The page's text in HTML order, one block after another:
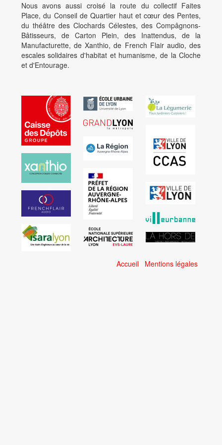
Nous avons aussi croisé la route du collectif Faites
Place, du Conseil de Quartier haut et cœur des Pentes,
du théâtre des Clochards Célestes, des Compâgnons-
Bâtisseurs, de Carton Plein, des Inattendus, de la
Manufacturette, de Xanthio, de French Flair audio, des
escales solidaires d'habitat et humanisme, de la Cloche
et d'Entourage.
Accueil Mentions légales